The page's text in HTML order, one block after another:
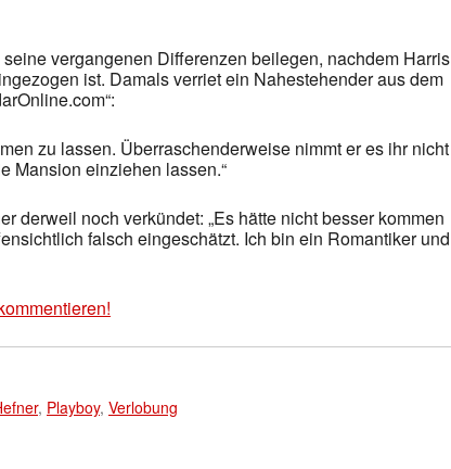
vergangenen Differenzen beilegen, nachdem Harris
ist. Damals verriet ein Nahestehender aus dem
zu lassen. Überraschenderweise nimmt er es ihr nicht
Mansion einziehen lassen.“
derweil noch verkündet: „Es hätte nicht besser kommen
falsch eingeschätzt. Ich bin ein Romantiker und
, Playboy, Verlobung